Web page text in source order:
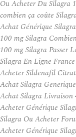
Ou Acheter Du Silagra
combien ça coûte
Achat Générique
100 mg Silagra
100 mg Silagra Passer
Silagra En Ligne
Acheter Sildenafil
Achat Silagra
Achat Silagra Livraison
Acheter Générique
Silagra Ou Acheter
Acheter Générique